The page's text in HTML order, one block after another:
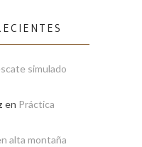
simulado
en Práctica
alta montaña